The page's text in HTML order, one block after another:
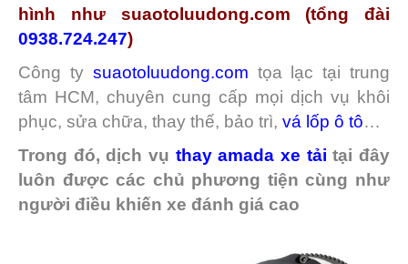
hình như suaotoluudong.com (tổng đài
0938.724.247)
Công ty suaotoluudong.com tọa lạc tại trung
tâm HCM, chuyên cung cấp mọi dịch vụ khôi
phục, sửa chữa, thay thế, bảo trì, vá lốp ô tô…
Trong đó, dịch vụ thay amada xe tải tại đây
luôn được các chủ phương tiện cùng như
người điều khiến xe đánh giá cao